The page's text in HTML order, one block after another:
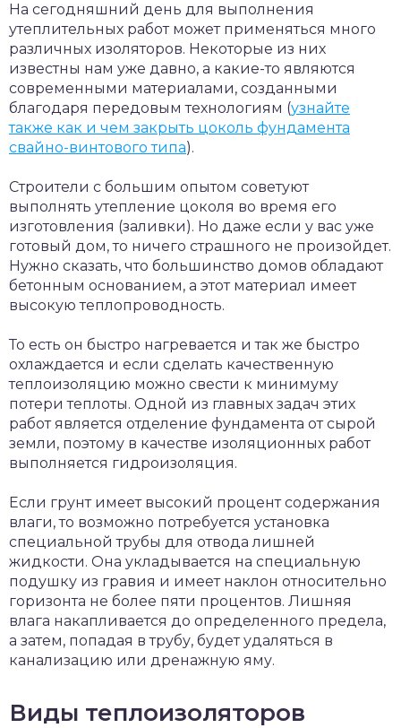
На сегодняшний день для выполнения
утеплительных работ может применяться много
различных изоляторов. Некоторые из них
известны нам уже давно, а какие-то являются
современными материалами, созданными
благодаря передовым технологиям (узнайте
также как и чем закрыть цоколь фундамента
свайно-винтового типа).
Строители с большим опытом советуют
выполнять утепление цоколя во время его
изготовления (заливки). Но даже если у вас уже
готовый дом, то ничего страшного не произойдет.
Нужно сказать, что большинство домов обладают
бетонным основанием, а этот материал имеет
высокую теплопроводность.
То есть он быстро нагревается и так же быстро
охлаждается и если сделать качественную
теплоизоляцию можно свести к минимуму
потери теплоты. Одной из главных задач этих
работ является отделение фундамента от сырой
земли, поэтому в качестве изоляционных работ
выполняется гидроизоляция.
Если грунт имеет высокий процент содержания
влаги, то возможно потребуется установка
специальной трубы для отвода лишней
жидкости. Она укладывается на специальную
подушку из гравия и имеет наклон относительно
горизонта не более пяти процентов. Лишняя
влага накапливается до определенного предела,
а затем, попадая в трубу, будет удаляться в
канализацию или дренажную яму.
Виды теплоизоляторов